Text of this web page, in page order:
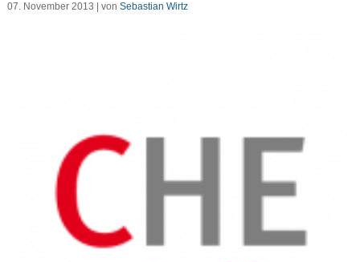
07. November 2013 | von Sebastian Wirtz